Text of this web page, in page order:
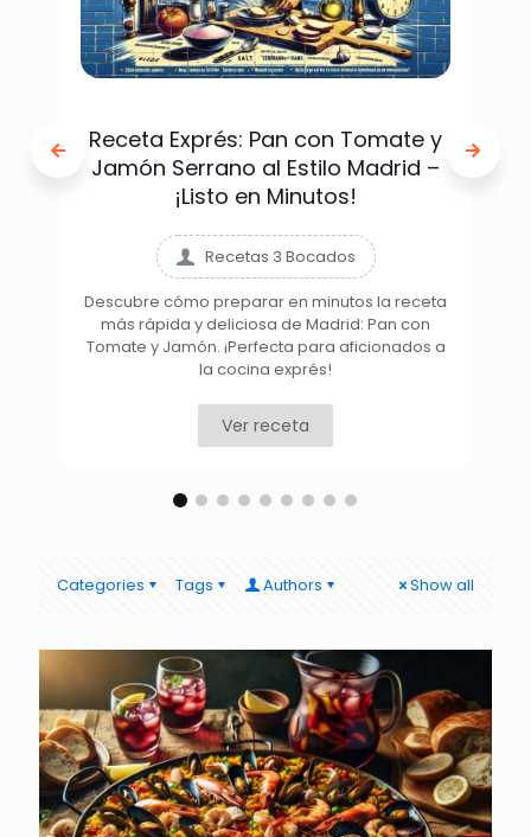
Receta Exprés: Pan con Tomate y
Jamón Serrano al Estilo Madrid –
¡Listo en Minutos!
Recetas 3 Bocados
Descubre cómo preparar en minutos la receta
más rápida y deliciosa de Madrid: Pan con
Tomate y Jamón. ¡Perfecta para aficionados a
la cocina exprés!
Ver receta
Categories Tags Authors Show all